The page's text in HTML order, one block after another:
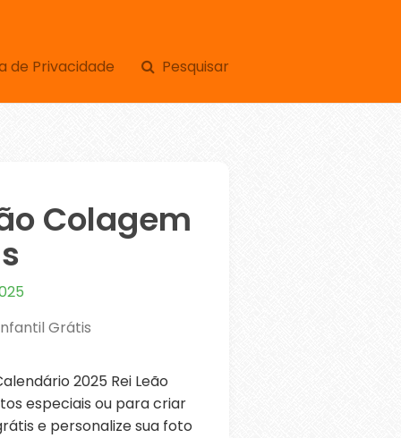
de Privacidade Pesquisar
Colagem
Grátis
2025 Rei Leão
especiais ou para criar
e personalize sua foto